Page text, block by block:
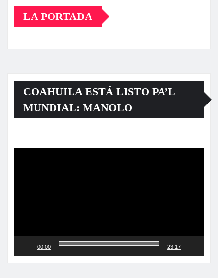
LA PORTADA
COAHUILA ESTÁ LISTO PA’L
MUNDIAL: MANOLO
00:00 23:17